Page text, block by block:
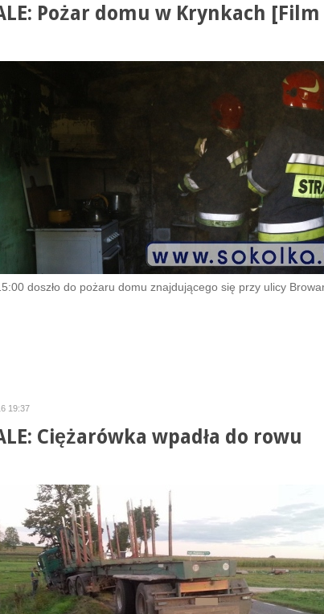
Pożar domu w Krynkach
doszło do pożaru domu znajdującego się przy ulicy
19:37
Ciężarówka wpadła do rowu